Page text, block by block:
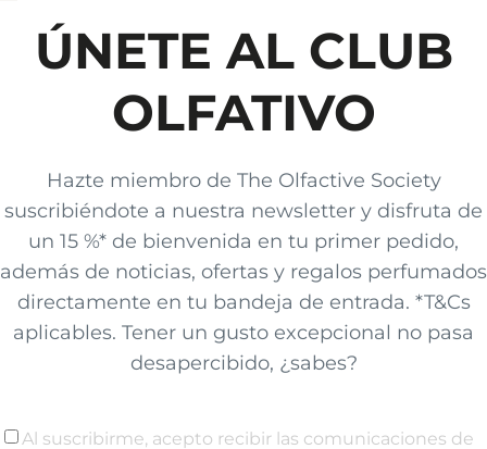
ÚNETE AL CLUB
OLFATIVO
Hazte miembro de The Olfactive Society
suscribiéndote a nuestra newsletter y disfruta de
un 15 %* de bienvenida en tu primer pedido,
además de noticias, ofertas y regalos perfumados
directamente en tu bandeja de entrada. *T&Cs
aplicables. Tener un gusto excepcional no pasa
desapercibido, ¿sabes?
Al suscribirme, acepto recibir las comunicaciones de